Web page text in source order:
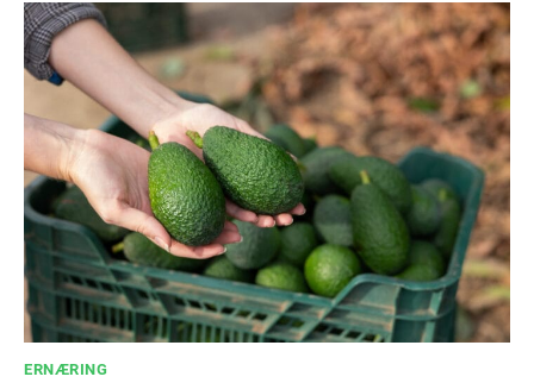
ERNÆRING